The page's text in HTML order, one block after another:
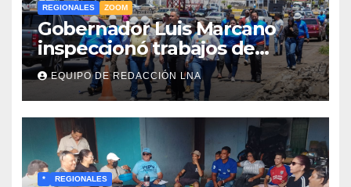
REGIONALES ZOOM
Gobernador Luis Marcano
inspeccionó trabajos de
rehabilitación en al Av.
Intercomunal
EQUIPO DE REDACCIÓN LNA
* REGIONALES